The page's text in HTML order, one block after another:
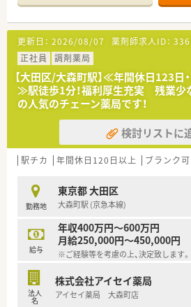
【店舗情報と応需状況について】
■JR豊田駅から徒歩4分の好立地で
■内科や整形外科をメインに処方箋
■在宅件数は400件と豊富で無菌調
【募集背景と求める人物像について】
■在宅医療に前向きな姿勢で意欲的
す。
■業務拡大に伴う体制強化を目指し
■将来的に薬局長やマネジメント業
【法人特徴について】
■転居を伴う転勤がなく地域に深く
■親切と便利と安心を追求して地域
【勤務実態について】
■残業時間は全社平均で月に約10時
す。
■有給消化率は約88％と高くプライ
更新日： 2026/08/07 薬剤師求人ID：
正社員
調剤薬局
【大田区/大森町駅】≪年間休日123日
≫駅徒歩1分！福利厚生充実 残業
の人気のチェーン薬局です！
検討リストに
駅チカ 年間休日120日以上 ブランク可
勤務地
東京都 大田区
大森町駅 (京急本線)
給与
年収400万円～600万円
月給250,000円～450,000円
※ご経験等を考慮の上、決定致します。
法人
名
株式会社アイセイ薬局
アイセイ薬局 大森町店